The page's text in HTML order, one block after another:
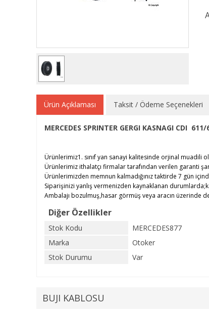
Ürün Açıklaması Taksit / Ödeme Seçenekleri
MERCEDES SPRINTER GERGI KASNAGI CDI
Ürünlerimiz1. sınıf yan sanayi kalitesinde orjinal
Ürünlerimiz ithalatçı firmalar tarafından verilen garanti
Ürünlerimizden memnun kalmadığınız taktirde 7 gün
Siparişinizi yanlış vermenizden kaynaklanan
Ambalajı bozulmuş,hasar görmüş veya aracın üzerinde
Diğer Özellikler
Stok Kodu
MERCEDES877
Marka
Otoker
Stok Durumu
Var
BUJI KABLOSU